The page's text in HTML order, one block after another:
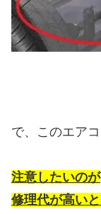
で、このエア
注意したいのが
修理代が高いと